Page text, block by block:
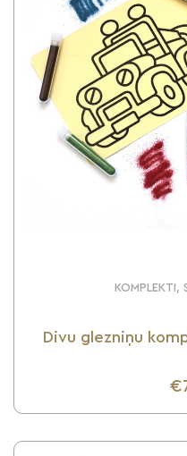
KOMPLEKTI,
Divu glezniņu